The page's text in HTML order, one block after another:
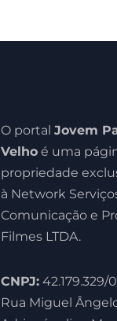
O portal Jovem
Velhoé uma
propriedade
à Network
Comunicação e
Filmes LTDA.
CNPJ:42.179.329/
Rua Miguel